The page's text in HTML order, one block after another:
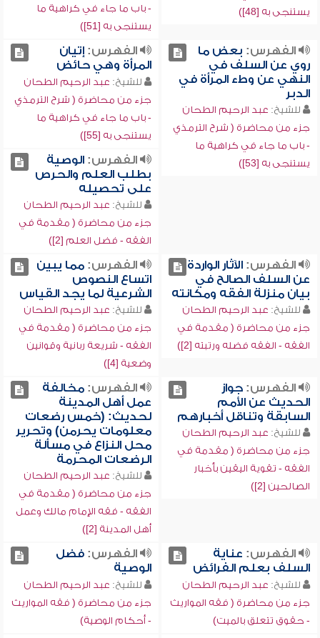
يستنجى به [48])
- باب ما جاء في كراهية ما
يستنجى به [51])
الفهرس: بعض ما
روي عن السلف في
النهي عن وطء المرأة في
الدبر
للشيخ: عبد الرحيم الطحان
جزء من محاضرة ( شرح الترمذي
- باب ما جاء في كراهية ما
يستنجى به [53])
الفهرس:إتيان
المرأة وهي حائض
للشيخ: عبد الرحيم الطحان
جزء من محاضرة ( شرح الترمذي
- باب ما جاء في كراهية ما
يستنجى به [55])
الفهرس:الوصية
بطلب العلم والحرص
على تحصيله
للشيخ: عبد الرحيم الطحان
جزء من محاضرة ( مقدمة في
الفقه - فضل العلم [2])
الفهرس:الآثار الواردة
عن السلف الصالح في
بيان منزلة الفقه ومكانته
للشيخ: عبد الرحيم الطحان
جزء من محاضرة ( مقدمة في
الفقه - الفقه فضله ورتبته [2])
الفهرس:مما يبين
اتساع النصوص
الشرعية لما يجد القياس
للشيخ: عبد الرحيم الطحان
جزء من محاضرة ( مقدمة في
الفقه - شريعة ربانية وقوانين
وضعية [4])
الفهرس:جواز
الحديث عن الأمم
السابقة وتناقل أخبارهم
للشيخ: عبد الرحيم الطحان
جزء من محاضرة ( مقدمة في
الفقه - تقوية اليقين بأخبار
الصالحين [2])
الفهرس:مخالفة
عمل أهل المدينة
لحديث: (خمس رضعات
معلومات يحرمن) وتحرير
محل النزاع في مسألة
الرضعات المحرمة
للشيخ: عبد الرحيم الطحان
جزء من محاضرة ( مقدمة في
الفقه - فقه الإمام مالك وعمل
أهل المدينة [2])
الفهرس: عناية
السلف بعلم الفرائض
للشيخ: عبد الرحيم الطحان
جزء من محاضرة ( فقه المواريث
- حقوق تتعلق بالميت)
الفهرس:فضل
الوصية
للشيخ: عبد الرحيم الطحان
جزء من محاضرة ( فقه المواريث
- أحكام الوصية)